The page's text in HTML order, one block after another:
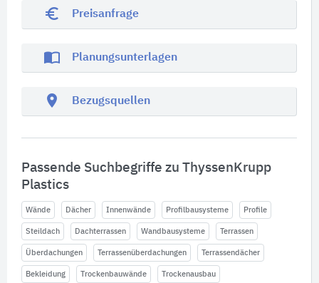
euro_symbol Preisanfrage
import_contacts Planungsunterlagen
location_on Bezugsquellen
Passende Suchbegriffe zu ThyssenKrupp
Plastics
Wände Dächer Innenwände Profilbausysteme Profile
Steildach Dachterrassen Wandbausysteme Terrassen
Überdachungen Terrassenüberdachungen Terrassendächer
Bekleidung Trockenbauwände Trockenausbau